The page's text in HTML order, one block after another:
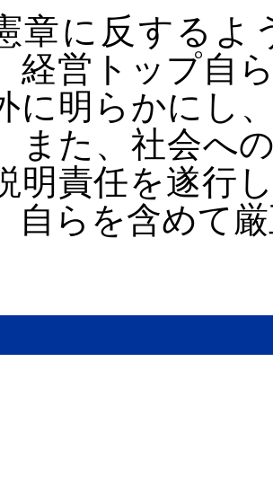
章に反するよ
経営トップ自
に明らかにし
また、社会へ
明責任を遂行
自らを含めて